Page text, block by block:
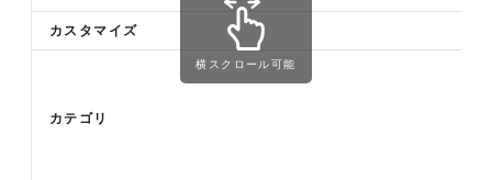
カスタマイズ
カテゴリ
横スクロール可能